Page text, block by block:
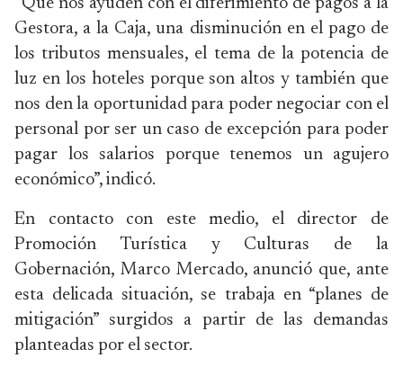
“Que nos ayuden con el diferimiento de pagos a la
Gestora, a la Caja, una disminución en el pago de
los tributos mensuales, el tema de la potencia de
luz en los hoteles porque son altos y también que
nos den la oportunidad para poder negociar con el
personal por ser un caso de excepción para poder
pagar los salarios porque tenemos un agujero
económico”, indicó.
En contacto con este medio, el director de
Promoción Turística y Culturas de la
Gobernación, Marco Mercado, anunció que, ante
esta delicada situación, se trabaja en “planes de
mitigación” surgidos a partir de las demandas
planteadas por el sector.